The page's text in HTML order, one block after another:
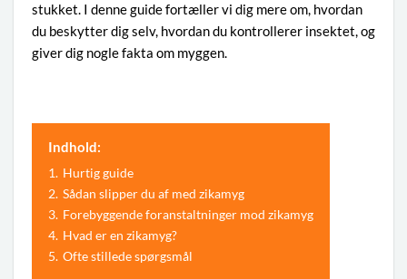
stukket. I denne guide fortæller vi dig mere om, hvordan
du beskytter dig selv, hvordan du kontrollerer insektet, og
giver dig nogle fakta om myggen.
Indhold:
1. Hurtig guide
2. Sådan slipper du af med zikamyg
3. Forebyggende foranstaltninger mod zikamyg
4. Hvad er en zikamyg?
5. Ofte stillede spørgsmål